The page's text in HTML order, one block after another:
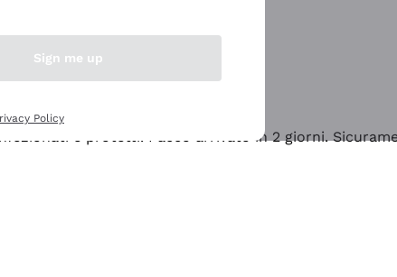
e protetti. Pacco arrivato in 2 giorni.
Sign me up
Policy